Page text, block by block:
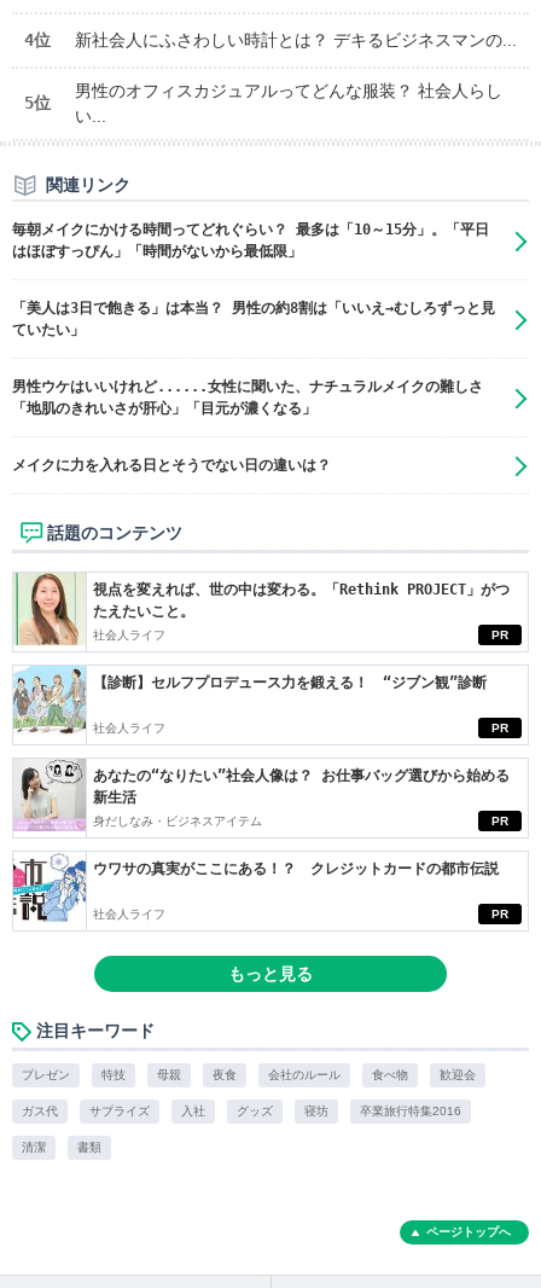
4位 新社会人にふさわしい時計とは？ デキるビジネスマンの...
5位
男性のオフィスカジュアルってどんな服装？ 社会人らし
い...
関連リンク
毎朝メイクにかける時間ってどれぐらい？ 最多は「10～15分」。「平日
はほぼすっぴん」「時間がないから最低限」
「美人は3日で飽きる」は本当？ 男性の約8割は「いいえ→むしろずっと見
ていたい」
男性ウケはいいけれど......女性に聞いた、ナチュラルメイクの難しさ
「地肌のきれいさが肝心」「目元が濃くなる」
メイクに力を入れる日とそうでない日の違いは？
話題のコンテンツ
PR
視点を変えれば、世の中は変わる。「Rethink PROJECT」がつ
たえたいこと。
社会人ライフ
PR
【診断】セルフプロデュース力を鍛える！ “ジブン観”診断
社会人ライフ
PR
あなたの“なりたい”社会人像は？ お仕事バッグ選びから始める
新生活
身だしなみ・ビジネスアイテム
PR
ウワサの真実がここにある！？ クレジットカードの都市伝説
社会人ライフ
もっと見る
注目キーワード
プレゼン 特技 母親 夜食 会社のルール 食べ物 歓迎会
ガス代 サプライズ 入社 グッズ 寝坊 卒業旅行特集2016
清潔 書類
ページトップへ